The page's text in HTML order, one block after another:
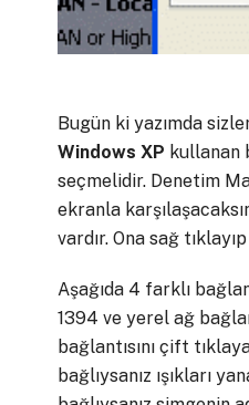
Bugün ki yazımda
Windows XP kullanan
seçmelidir. Denetim
ekranla
vardır. Ona sağ
Aşağıda 4 farklı
1394 ve yerel ağ
bağlantısını çift
bağlıysanız ışıkları